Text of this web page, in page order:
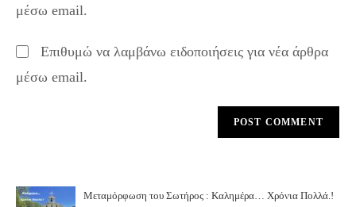
(optional)
μέσω email.
Επιθυμώ να λαμβάνω ειδοποιήσεις για νέα άρθρα
μέσω email.
Μεταμόρφωση του Σωτήρος : Καλημέρα… Χρόνια Πολλά.!